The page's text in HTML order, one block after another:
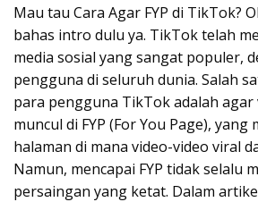
Mau tau Cara Agar FYP di TikTok?
bahas intro dulu ya. TikTok telah
media sosial yang sangat populer,
pengguna di seluruh dunia. Salah
para pengguna TikTok adalah agar
muncul di FYP (For You Page), yang
halaman di mana video-video viral
Namun, mencapai FYP tidak selalu
persaingan yang ketat. Dalam